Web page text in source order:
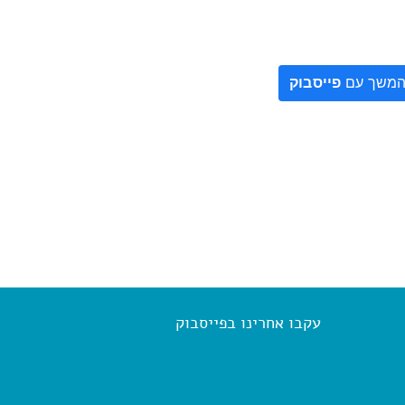
המשך עם פייסבוק
עקבו אחרינו בפייסבוק